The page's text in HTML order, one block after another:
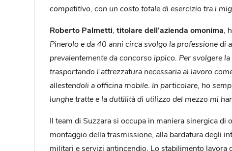
competitivo, con un costo totale di esercizio tra i
Roberto Palmetti titolare dell’azienda omonima ,
Pinerolo e da 40 anni circa svolgo la professione di
prevalentemente da concorso ippico. Per svolgere
trasportando l’attrezzatura necessaria al lavoro
allestendoli a officina mobile. In particolare, ho
lunghe tratte e la duttilità di utilizzo del mezzo mi
Il team di Suzzara si occupa in maniera sinergica di
montaggio della trasmissione, alla bardatura degli
militari e servizi antincendio. Lo stabilimento